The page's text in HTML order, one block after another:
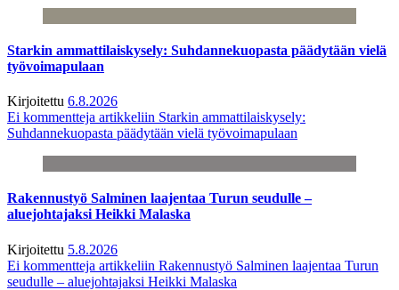
Starkin ammattilaiskysely: Suhdannekuopasta päädytään vielä
työvoimapulaan
Kirjoitettu 6.8.2026
Ei kommentteja artikkeliin Starkin ammattilaiskysely:
Suhdannekuopasta päädytään vielä työvoimapulaan
Rakennustyö Salminen laajentaa Turun seudulle –
aluejohtajaksi Heikki Malaska
Kirjoitettu 5.8.2026
Ei kommentteja artikkeliin Rakennustyö Salminen laajentaa Turun
seudulle – aluejohtajaksi Heikki Malaska